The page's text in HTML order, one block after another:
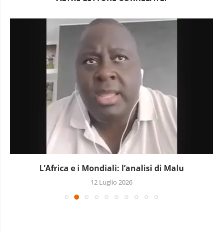
L’Africa e i Mondiali: l’analisi di Malu
12 Luglio 2026